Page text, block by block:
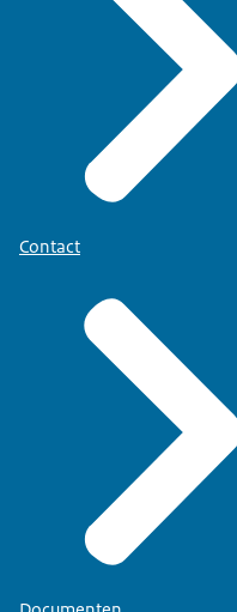
Contact